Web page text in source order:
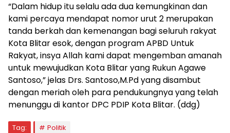
“Dalam hidup itu selalu ada dua kemungkinan dan
kami percaya mendapat nomor urut 2 merupakan
tanda berkah dan kemenangan bagi seluruh rakyat
Kota Blitar esok, dengan program APBD Untuk
Rakyat, insya Allah kami dapat mengemban amanah
untuk mewujudkan Kota Blitar yang Rukun Agawe
Santoso,” jelas Drs. Santoso,M.Pd yang disambut
dengan meriah oleh para pendukungnya yang telah
menunggu di kantor DPC PDIP Kota Blitar. (ddg)
Tag: Politik